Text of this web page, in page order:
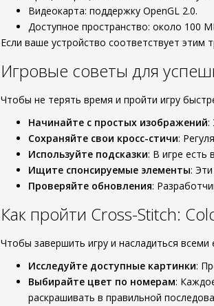
Видеокарта: поддержку OpenGL 2.0.
Доступное пространство: около 100
Если ваше устройство соответствует этим
Игровые советы для
Чтобы не терять время и пройти игру
Начинайте с простых изображений:
Сохраняйте свои кросс-стичи:
Используйте подсказки: В игре есть
Ищите спонсируемые элементы:
Проверяйте обновления:
Как пройти Cross-Stitch:
Чтобы завершить игру и насладиться
Исследуйте доступные картинки:
Выбирайте цвет по номерам:
раскрашивать в правильной